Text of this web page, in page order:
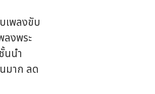
พลงขับ
ลงพระ
นนำ
มาก ลด